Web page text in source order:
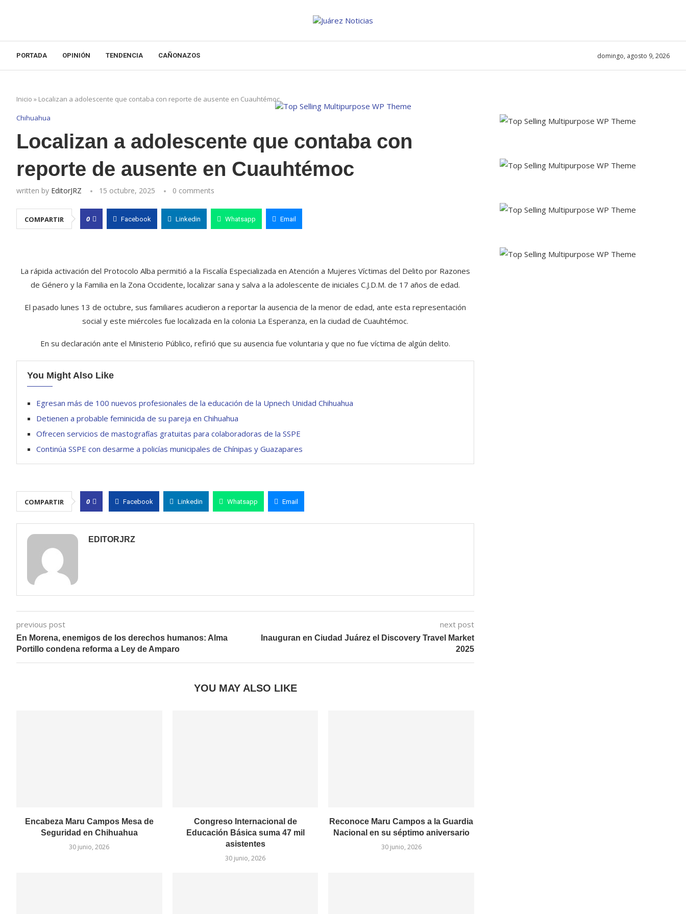
PORTADA OPINIÓN TENDENCIA CAÑONAZOS domingo, agosto 9, 2026
Inicio » Localizan a adolescente que contaba con reporte de ausente en Cuauhtémoc
Chihuahua
Localizan a adolescente que contaba con
reporte de ausente en Cuauhtémoc
written by EditorJRZ 15 octubre, 2025 0 comments
COMPARTIR 0 Facebook Linkedin Whatsapp Email
La rápida activación del Protocolo Alba permitió a la Fiscalía Especializada en Atención a Mujeres Víctimas del Delito por Razones
de Género y la Familia en la Zona Occidente, localizar sana y salva a la adolescente de iniciales C.J.D.M. de 17 años de edad.
El pasado lunes 13 de octubre, sus familiares acudieron a reportar la ausencia de la menor de edad, ante esta representación
social y este miércoles fue localizada en la colonia La Esperanza, en la ciudad de Cuauhtémoc.
En su declaración ante el Ministerio Público, refirió que su ausencia fue voluntaria y que no fue víctima de algún delito.
You Might Also Like
Egresan más de 100 nuevos profesionales de la educación de la Upnech Unidad Chihuahua
Detienen a probable feminicida de su pareja en Chihuahua
Ofrecen servicios de mastografías gratuitas para colaboradoras de la SSPE
Continúa SSPE con desarme a policías municipales de Chínipas y Guazapares
COMPARTIR 0 Facebook Linkedin Whatsapp Email
EDITORJRZ
previous post
En Morena, enemigos de los derechos humanos: Alma
Portillo condena reforma a Ley de Amparo
next post
Inauguran en Ciudad Juárez el Discovery Travel Market
2025
YOU MAY ALSO LIKE
Encabeza Maru Campos Mesa de
Seguridad en Chihuahua
30 junio, 2026
Congreso Internacional de
Educación Básica suma 47 mil
asistentes
30 junio, 2026
Reconoce Maru Campos a la Guardia
Nacional en su séptimo aniversario
30 junio, 2026